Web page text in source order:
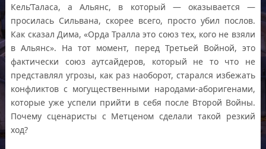
Кель’Таласа, а Альянс, в который — оказывается —
просилась Сильвана, скорее всего, просто убил послов.
Как сказал Дима, «Орда Тралла это союз тех, кого не взяли
в Альянс». На тот момент, перед Третьей Войной, это
фактически союз аутсайдеров, который не то что не
представлял угрозы, как раз наоборот, старался избежать
конфликтов с могущественными народами-аборигенами,
которые уже успели прийти в себя после Второй Войны.
Почему сценаристы с Метценом сделали такой резкий
ход?